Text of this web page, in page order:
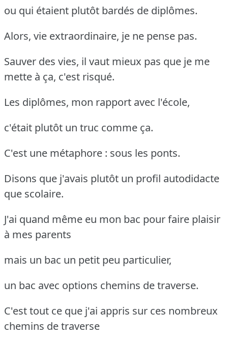
ou qui étaient plutôt bardés de diplômes.
Alors, vie extraordinaire, je ne pense pas.
Sauver des vies, il vaut mieux pas que je me
mette à ça, c'est risqué.
Les diplômes, mon rapport avec l'école,
c'était plutôt un truc comme ça.
C'est une métaphore : sous les ponts.
Disons que j'avais plutôt un profil autodidacte
que scolaire.
J'ai quand même eu mon bac pour faire plaisir
à mes parents
mais un bac un petit peu particulier,
un bac avec options chemins de traverse.
C'est tout ce que j'ai appris sur ces nombreux
chemins de traverse